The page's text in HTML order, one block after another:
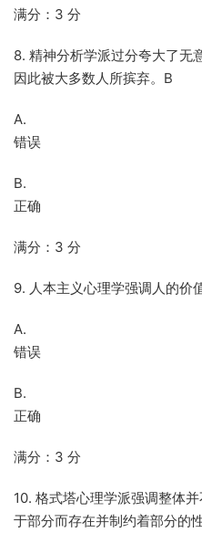
满分：3 分
8. 精神分析学派过分夸大了无
因此被大多数人所摈弃。B
A.
错误
B.
正确
满分：3 分
9. 人本主义心理学强调人的价
A.
错误
B.
正确
满分：3 分
10. 格式塔心理学派强调整体
于部分而存在并制约着部分的